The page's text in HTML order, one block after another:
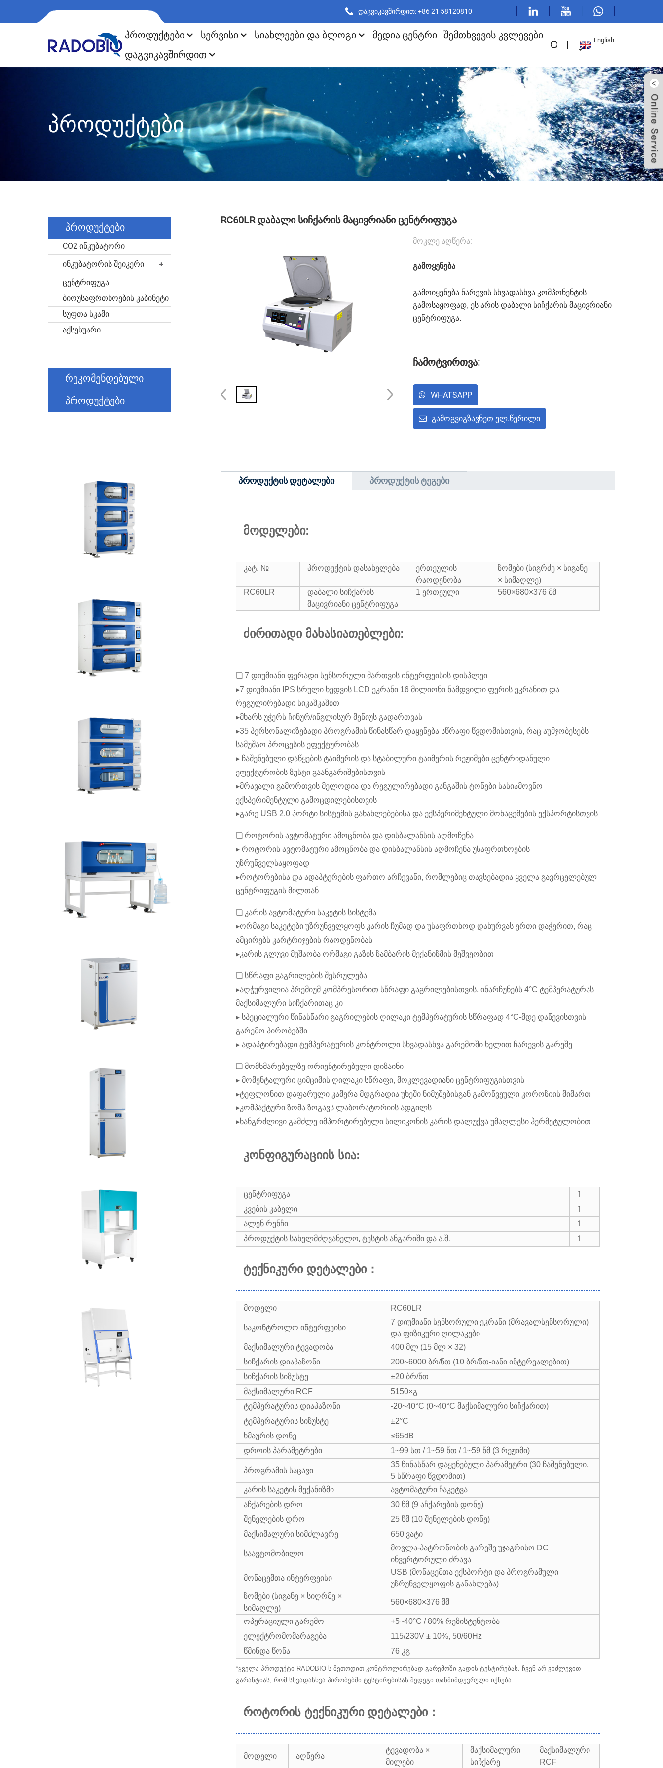
დაგვიკავშირდით: +86 21 58120810
ᲞᲠᲝᲓᲣᲥᲢᲔᲑᲘ ᲡᲔᲠᲕᲘᲡᲘ ᲡᲘᲐᲮᲚᲔᲔᲑᲘ ᲓᲐ ᲑᲚᲝᲒᲘ ᲛᲔᲓᲘᲐ ᲪᲔᲜᲢᲠᲘ ᲨᲔᲛᲗᲮᲕᲔᲕᲘᲡ ᲙᲕᲚᲔᲕᲔᲑᲘ
ᲓᲐᲒᲕᲘᲙᲐᲕᲨᲘᲠᲓᲘᲗ
English
ᲞᲠᲝᲓᲣᲥᲢᲔᲑᲘ
პროდუქტები
CO2 ინკუბატორი
ინკუბატორის შეიკერი
ცენტრიფუგა
ბიოუსაფრთხოების კაბინეტი
სუფთა სკამი
აქსესუარი
რეკომენდებული
პროდუქტები
RC60LR Დაბალი Სიჩქარის Მაცივრიანი Ცენტრიფუგა
Მოკლე Აღწერა:
გამოყენება
გამოიყენება ნარევის სხვადასხვა კომპონენტის
გამოსაყოფად, ეს არის დაბალი სიჩქარის მაცივრიანი
ცენტრიფუგა.
ჩამოტვირთვა:
WHATSAPP
ᲒᲐᲛᲝᲒᲕᲘᲒᲖᲐᲕᲜᲔᲗ ᲔᲚ.ᲬᲔᲠᲘᲚᲘ
ᲞᲠᲝᲓᲣᲥᲢᲘᲡ ᲓᲔᲢᲐᲚᲔᲑᲘ ᲞᲠᲝᲓᲣᲥᲢᲘᲡ ᲢᲔᲒᲔᲑᲘ
მოდელები:
კატ. № პროდუქტის დასახელება
ერთეულის
რაოდენობა
ზომები (სიგრძე × სიგანე
× სიმაღლე)
RC60LR
დაბალი სიჩქარის
მაცივრიანი ცენტრიფუგა
1 ერთეული 560×680×376 მმ
ძირითადი მახასიათებლები:
❏ 7 დიუმიანი ფერადი სენსორული მართვის ინტერფეისის დისპლეი
▸7 დიუმიანი IPS სრული ხედვის LCD ეკრანი 16 მილიონი ნამდვილი ფერის ეკრანით და
რეგულირებადი სიკაშკაშით
▸მხარს უჭერს ჩინურ/ინგლისურ მენიუს გადართვას
▸35 პერსონალიზებადი პროგრამის წინასწარ დაყენება სწრაფი წვდომისთვის, რაც აუმჯობესებს
სამუშაო პროცესის ეფექტურობას
▸ ჩაშენებული დაწყების ტაიმერის და სტაბილური ტაიმერის რეჟიმები ცენტრიდანული
ეფექტურობის ზუსტი გაანგარიშებისთვის
▸მრავალი გამორთვის მელოდია და რეგულირებადი განგაშის ტონები სასიამოვნო
ექსპერიმენტული გამოცდილებისთვის
▸გარე USB 2.0 პორტი სისტემის განახლებებისა და ექსპერიმენტული მონაცემების ექსპორტისთვის
❏ როტორის ავტომატური ამოცნობა და დისბალანსის აღმოჩენა
▸ როტორის ავტომატური ამოცნობა და დისბალანსის აღმოჩენა უსაფრთხოების
უზრუნველსაყოფად
▸როტორებისა და ადაპტერების ფართო არჩევანი, რომლებიც თავსებადია ყველა გავრცელებულ
ცენტრიფუგის მილთან
❏ კარის ავტომატური საკეტის სისტემა
▸ორმაგი საკეტები უზრუნველყოფს კარის ჩუმად და უსაფრთხოდ დახურვას ერთი დაჭერით, რაც
ამცირებს კარტრიჯების რაოდენობას
▸კარის გლუვი მუშაობა ორმაგი გაზის ზამბარის მექანიზმის მეშვეობით
❏ სწრაფი გაგრილების შესრულება
▸აღჭურვილია პრემიუმ კომპრესორით სწრაფი გაგრილებისთვის, ინარჩუნებს 4°C ტემპერატურას
მაქსიმალური სიჩქარითაც კი
▸ სპეციალური წინასწარი გაგრილების ღილაკი ტემპერატურის სწრაფად 4°C-მდე დაწევისთვის
გარემო პირობებში
▸ ადაპტირებადი ტემპერატურის კონტროლი სხვადასხვა გარემოში ხელით ჩარევის გარეშე
❏ მომხმარებელზე ორიენტირებული დიზაინი
▸ მომენტალური ციმციმის ღილაკი სწრაფი, მოკლევადიანი ცენტრიფუგისთვის
▸ტეფლონით დაფარული კამერა მდგრადია უხეში ნიმუშებისგან გამოწვეული კოროზიის მიმართ
▸კომპაქტური ზომა ზოგავს ლაბორატორიის ადგილს
▸ხანგრძლივი გამძლე იმპორტირებული სილიკონის კარის დალუქვა უმაღლესი ჰერმეტულობით
კონფიგურაციის სია:
ცენტრიფუგა
1
კვების კაბელი
1
ალენ რენჩი
1
პროდუქტის სახელმძღვანელო, ტესტის ანგარიში და ა.შ.
1
ტექნიკური დეტალები：
მოდელი RC60LR
საკონტროლო ინტერფეისი
7 დიუმიანი სენსორული ეკრანი (მრავალსენსორული)
და ფიზიკური ღილაკები
მაქსიმალური ტევადობა
400 მლ (15 მლ × 32)
სიჩქარის დიაპაზონი
200~6000 ბრ/წთ (10 ბრ/წთ-იანი ინტერვალებით)
სიჩქარის სიზუსტე
±20 ბრ/წთ
მაქსიმალური RCF
5150×გ
ტემპერატურის დიაპაზონი
-20~40°C (0~40°C მაქსიმალური სიჩქარით)
ტემპერატურის სიზუსტე
±2°C
ხმაურის დონე
≤65dB
დროის პარამეტრები
1~99 სთ / 1~59 წთ / 1~59 წმ (3 რეჟიმი)
პროგრამის საცავი
35 წინასწარ დაყენებული პარამეტრი (30 ჩაშენებული,
5 სწრაფი წვდომით)
კარის საკეტის მექანიზმი
ავტომატური ჩაკეტვა
აჩქარების დრო
30 წმ (9 აჩქარების დონე)
შენელების დრო
25 წმ (10 შენელების დონე)
მაქსიმალური სიმძლავრე
650 ვატი
საავტომობილო
მოვლა-პატრონობის გარეშე უჯაგრისო DC
ინვერტორული ძრავა
მონაცემთა ინტერფეისი
USB (მონაცემთა ექსპორტი და პროგრამული
უზრუნველყოფის განახლება)
ზომები (სიგანე × სიღრმე ×
სიმაღლე)
560×680×376 მმ
ოპერაციული გარემო
+5~40°C / 80% რეზისტენტობა
​​ელექტრომომარაგება
115/230V ± 10%, 50/60Hz
წმინდა წონა
76 კგ
*ყველა პროდუქტი RADOBIO-ს მეთოდით კონტროლირებად გარემოში გადის ტესტირებას. ჩვენ არ ვიძლევით
გარანტიას, რომ სხვადასხვა პირობებში ტესტირებისას შედეგი თანმიმდევრული იქნება.
როტორის ტექნიკური დეტალები：
მოდელი აღწერა
ტევადობა ×
მილები​​
მაქსიმალური
სიჩქარე
მაქსიმალური
RCF